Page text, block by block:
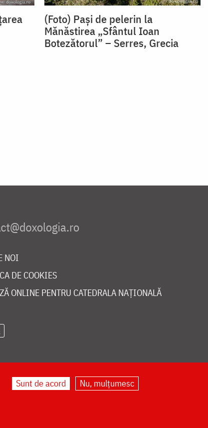
(Foto) Paşi de pelerin la
Mănăstirea „Sfântul Ioan
Botezătorul” – Serres, Grecia
NOI
DE COOKIES
ONLINE PENTRU CATEDRALA NAȚIONALĂ
Sunt de acord Nu, mulțumesc